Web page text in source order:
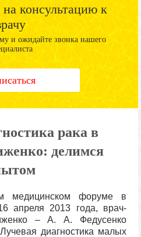
консультацию к
и ожидайте звонка нашего
рака в
делимся
медицинском форуме в
апреля 2013 года, врач-
– А. А. Федусенко
диагностика малых